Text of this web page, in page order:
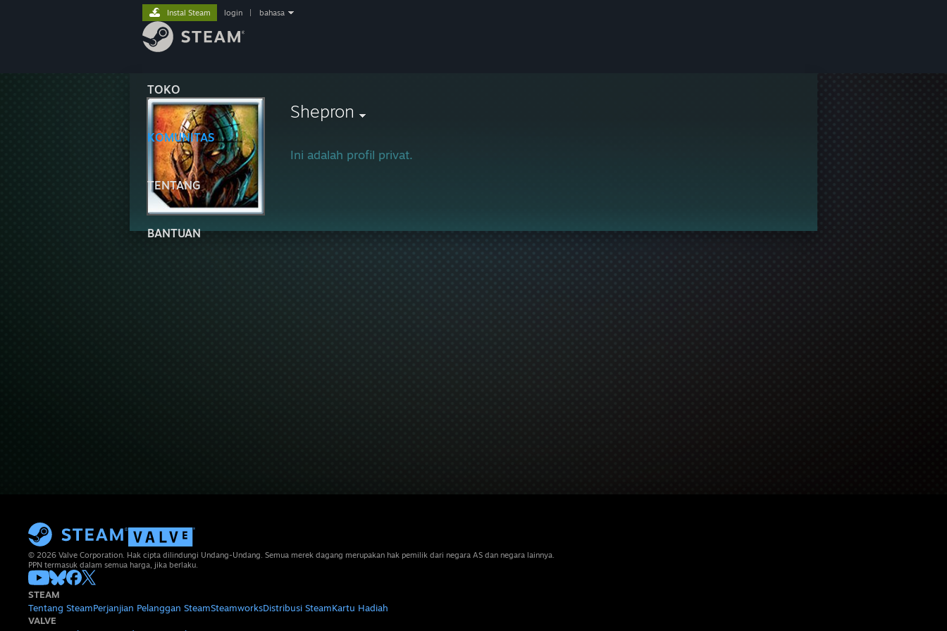
TOKO
KOMUNITAS
TENTANG
BANTUAN
Instal Steam login bahasa
Shepron
Ini adalah profil privat.
© 2026 Valve Corporation. Hak cipta dilindungi Undang-Undang. Semua merek dagang merupakan hak pemilik dari negara AS dan negara lainnya.
PPN termasuk dalam semua harga, jika berlaku.
STEAM
Tentang SteamPerjanjian Pelanggan SteamSteamworksDistribusi SteamKartu Hadiah
VALVE